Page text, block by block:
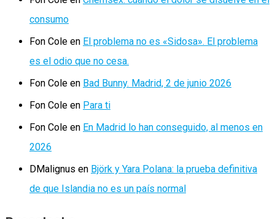
consumo
Fon Cole en El problema no es «Sidosa». El problema
es el odio que no cesa.
Fon Cole en Bad Bunny. Madrid, 2 de junio 2026
Fon Cole en Para ti
Fon Cole en En Madrid lo han conseguido, al menos en
2026
DMalignus en Björk y Yara Polana: la prueba definitiva
de que Islandia no es un país normal